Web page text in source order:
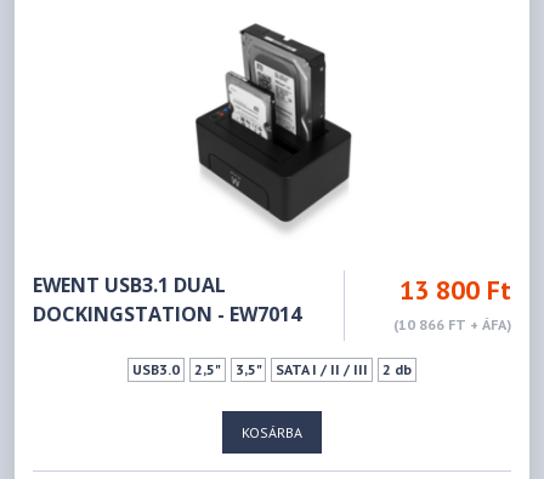
EWENT USB3.1 DUAL
DOCKINGSTATION - EW7014
13 800 Ft
(10 866 FT + ÁFA)
USB3.0 2,5" 3,5" SATA I / II / III 2 db
KOSÁRBA